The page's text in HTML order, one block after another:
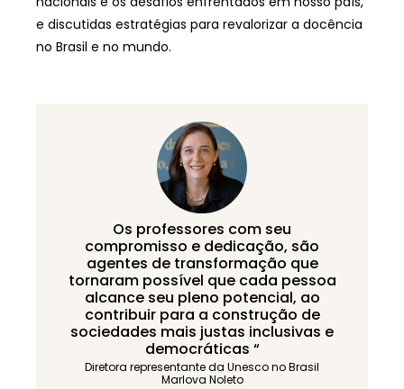
e discutidas estratégias para revalorizar a docência
no Brasil e no mundo.
Os professores com seu
compromisso e dedicação, são
agentes de transformação que
tornaram possível que cada pessoa
alcance seu pleno potencial, ao
contribuir para a construção de
sociedades mais justas inclusivas e
democráticas “
Diretora representante da Unesco no Brasil
Marlova Noleto